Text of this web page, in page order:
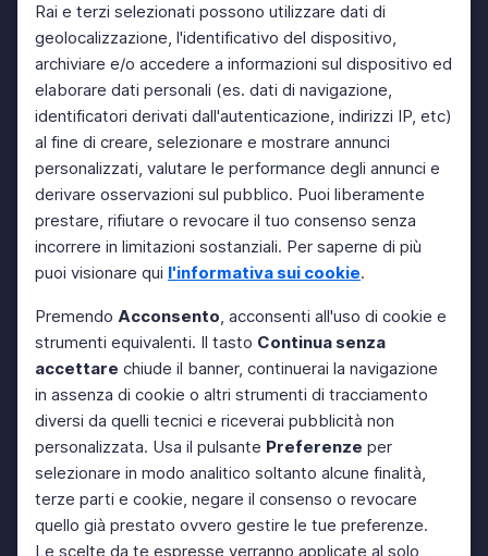
Rai e terzi selezionati possono utilizzare dati di
geolocalizzazione, l'identificativo del dispositivo,
archiviare e/o accedere a informazioni sul dispositivo ed
elaborare dati personali (es. dati di navigazione,
identificatori derivati dall'autenticazione, indirizzi IP, etc)
al fine di creare, selezionare e mostrare annunci
personalizzati, valutare le performance degli annunci e
derivare osservazioni sul pubblico. Puoi liberamente
prestare, rifiutare o revocare il tuo consenso senza
incorrere in limitazioni sostanziali. Per saperne di più
puoi visionare qui l'informativa sui cookie.
Premendo Acconsento, acconsenti all'uso di cookie e
strumenti equivalenti. Il tasto Continua senza
accettare chiude il banner, continuerai la navigazione
in assenza di cookie o altri strumenti di tracciamento
diversi da quelli tecnici e riceverai pubblicità non
personalizzata. Usa il pulsante Preferenze per
selezionare in modo analitico soltanto alcune finalità,
terze parti e cookie, negare il consenso o revocare
quello già prestato ovvero gestire le tue preferenze.
Le scelte da te espresse verranno applicate al solo